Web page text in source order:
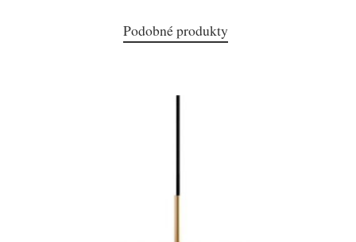
Podobné produkty